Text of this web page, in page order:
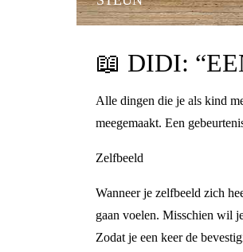
📖 DIDI:
Alle dingen die je als kind
meegemaakt. Een
Zelfbeeld
Wanneer je zelfbeeld zich
gaan voelen. Misschien wil
Zodat je een keer de